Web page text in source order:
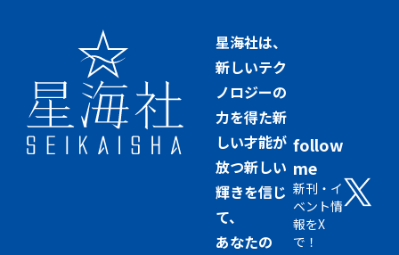
星海社は、
新しいテク
ノロジーの
力を得た新
しい才能が
放つ新しい
輝きを信じ
て、
あなたの
follow
me
新刊・イ
ベント情
報をX
で！